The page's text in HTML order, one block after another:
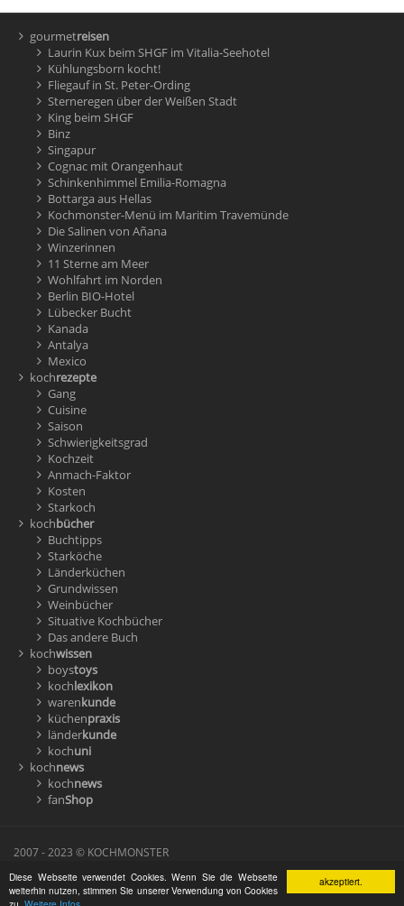
akzeptiert.
Diese Webseite verwendet Cookies. Wenn Sie die Webseite
weiterhin nutzen, stimmen Sie unserer Verwendung von Cookies
gourmetreisen
Laurin Kux beim SHGF im Vitalia-Seehotel
Kühlungsborn kocht!
Fliegauf in St. Peter-Ording
Sterneregen über der Weißen Stadt
King beim SHGF
Binz
Singapur
Cognac mit Orangenhaut
Schinkenhimmel Emilia-Romagna
Bottarga aus Hellas
Kochmonster-Menü im Maritim Travemünde
Die Salinen von Añana
Winzerinnen
11 Sterne am Meer
Wohlfahrt im Norden
Berlin BIO-Hotel
Lübecker Bucht
Kanada
Antalya
Mexico
kochrezepte
Gang
Cuisine
Saison
Schwierigkeitsgrad
Kochzeit
Anmach-Faktor
Kosten
Starkoch
kochbücher
Buchtipps
Starköche
Länderküchen
Grundwissen
Weinbücher
Situative Kochbücher
Das andere Buch
kochwissen
boystoys
kochlexikon
warenkunde
küchenpraxis
länderkunde
kochuni
kochnews
kochnews
fanShop
2007 - 2023 © KOCHMONSTER
Suche Impressum AGBs Datenschutz
Sitemap